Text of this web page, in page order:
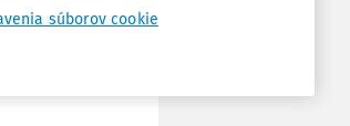
podľa § 66
súborov cookie